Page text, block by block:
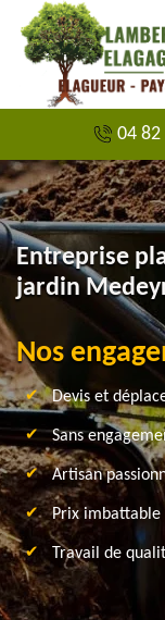
04 82
Entreprise
jardin
Nos
Devis et
Sans
Artisan
Prix imbattable
Travail de